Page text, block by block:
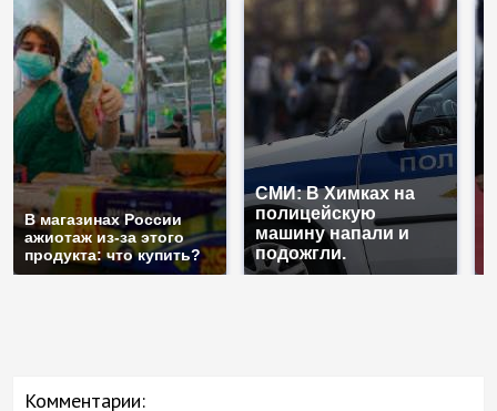
В магазинах России
ажиотаж из-за этого
продукта: что купить?
СМИ: В Химках на
полицейскую
машину напали и
подожгли.
Комментарии: